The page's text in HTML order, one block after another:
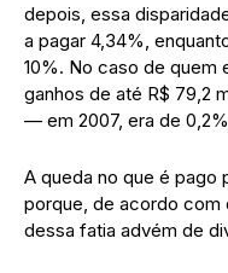
depois, essa
a pagar 4,34%,
10%. No caso de quem
ganhos de até R$ 79,2
— em 2007, era de
A queda no que é pago
porque, de acordo com
dessa fatia advém de